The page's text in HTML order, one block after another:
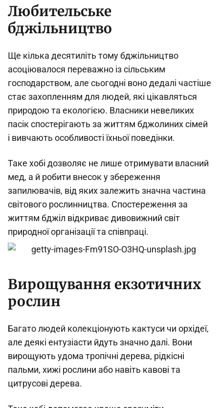
Любительське
бджільництво
Ще кілька десятиліть тому бджільництво
асоціювалося переважно із сільським
господарством, але сьогодні воно дедалі частіше
стає захопленням для людей, які цікавляться
природою та екологією. Власники невеликих
пасік спостерігають за життям бджолиних сімей
і вивчають особливості їхньої поведінки.
Таке хобі дозволяє не лише отримувати власний
мед, а й робити внесок у збереження
запилювачів, від яких залежить значна частина
світового рослинництва. Спостереження за
життям бджіл відкриває дивовижний світ
природної організації та співпраці.
Вирощування екзотичних
рослин
Багато людей колекціонують кактуси чи орхідеї,
але деякі ентузіасти йдуть значно далі. Вони
вирощують удома тропічні дерева, рідкісні
пальми, хижі рослини або навіть кавові та
цитрусові дерева.